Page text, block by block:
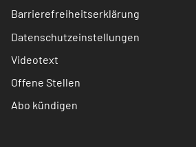
Barrierefreiheitserklärung
Datenschutzeinstellungen
Videotext
Offene Stellen
Abo kündigen